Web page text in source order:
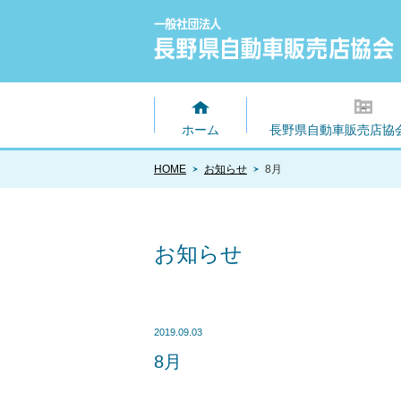
ホーム 長野県自動車販売店協
HOME お知らせ 8月
お知らせ
2019.09.03
8月